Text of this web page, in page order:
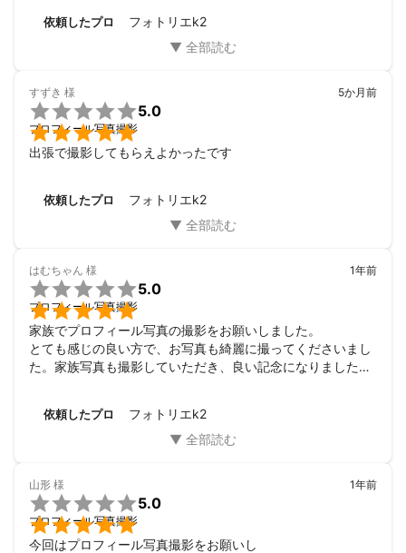
依頼したプロ フォトリエk2
すずき 様


5.0
プロフィール写真撮影
5か月前
出張で撮影してもらえよかったです
依頼したプロ フォトリエk2
はむちゃん 様


5.0
プロフィール写真撮影
1年前
家族でプロフィール写真の撮影をお願いしました。
とても感じの良い方で、お写真も綺麗に撮ってくださいまし
た。家族写真も撮影していただき、良い記念になりました。
依頼したプロ フォトリエk2
山形 様


5.0
プロフィール写真撮影
1年前
今回はプロフィール写真撮影をお願いし